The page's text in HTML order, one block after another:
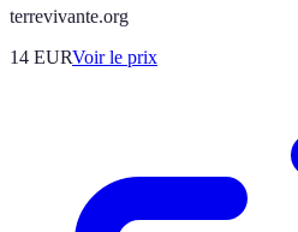
terrevivante.org
14 EURVoir le prix